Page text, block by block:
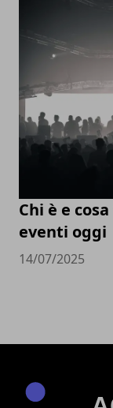
Chi è e
eventi oggi
14/07/2025